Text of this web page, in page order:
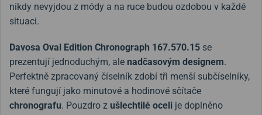
nikdy nevyjdou z módy a na ruce budou ozdobou v každé
situaci.
Davosa Oval Edition Chronograph 167.570.15 se
prezentují jednoduchým, ale nadčasovým designem.
Perfektně zpracovaný číselník zdobí tři menší subčíselníky,
které fungují jako minutové a hodinové sčítače
chronografu. Pouzdro z ušlechtilé oceli je doplněno